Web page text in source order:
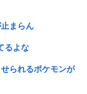
まらん
るよな
られるポケモンが